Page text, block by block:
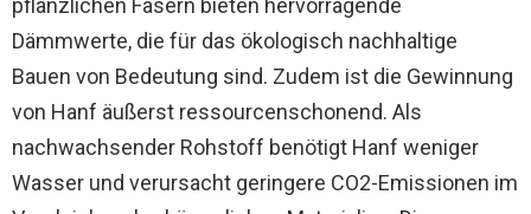
pflanzlichen Fasern bieten hervorragende
Dämmwerte, die für das ökologisch nachhaltige
Bauen von Bedeutung sind. Zudem ist die Gewinnung
von Hanf äußerst ressourcenschonend. Als
nachwachsender Rohstoff benötigt Hanf weniger
Wasser und verursacht geringere CO2-Emissionen im